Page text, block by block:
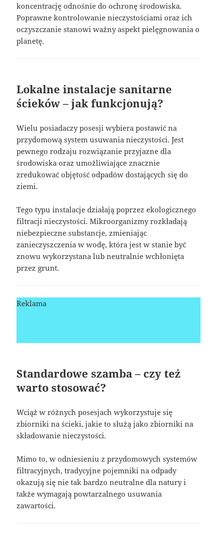
koncentrację odnośnie do ochronę środowiska.
Poprawne kontrolowanie nieczystościami oraz ich
oczyszczanie stanowi ważny aspekt pielęgnowania o
planetę.
Lokalne instalacje sanitarne
ścieków – jak funkcjonują?
Wielu posiadaczy posesji wybiera postawić na
przydomową system usuwania nieczystości. Jest
pewnego rodzaju rozwiązanie przyjazne dla
środowiska oraz umożliwiające znacznie
zredukować objętość odpadów dostających się do
ziemi.
Tego typu instalacje działają poprzez ekologicznego
filtracji nieczystości. Mikroorganizmy rozkładają
niebezpieczne substancje, zmieniając
zanieczyszczenia w wodę, która jest w stanie być
znowu wykorzystana lub neutralnie wchłonięta
przez grunt.
Reklama
Standardowe szamba – czy też
warto stosować?
Wciąż w różnych posesjach wykorzystuje się
zbiorniki na ścieki, jakie to służą jako zbiorniki na
składowanie nieczystości.
Mimo to, w odniesieniu z przydomowych systemów
filtracyjnych, tradycyjne pojemniki na odpady
okazują się nie tak bardzo neutralne dla natury i
także wymagają powtarzalnego usuwania
zawartości.